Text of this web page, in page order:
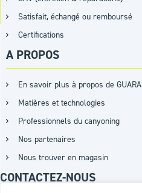
Satisfait, échangé ou remboursé
Certifications
A PROPOS
En savoir plus à propos de GUARA
Matières et technologies
Professionnels du canyoning
Nos partenaires
Nous trouver en magasin
CONTACTEZ-NOUS